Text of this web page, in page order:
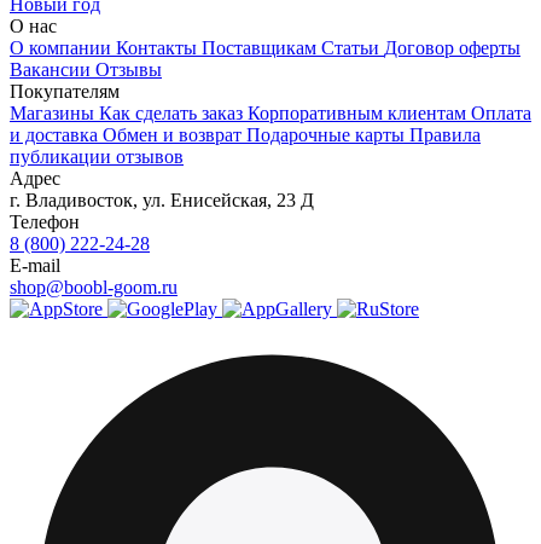
Новый год
О нас
О компании Контакты Поставщикам Статьи Договор оферты
Вакансии Отзывы
Покупателям
Магазины Как сделать заказ Корпоративным клиентам Оплата
и доставка Обмен и возврат Подарочные карты Правила
публикации отзывов
Адрес
г. Владивосток, ул. Енисейская, 23 Д
Телефон
8 (800) 222-24-28
E-mail
shop@boobl-goom.ru